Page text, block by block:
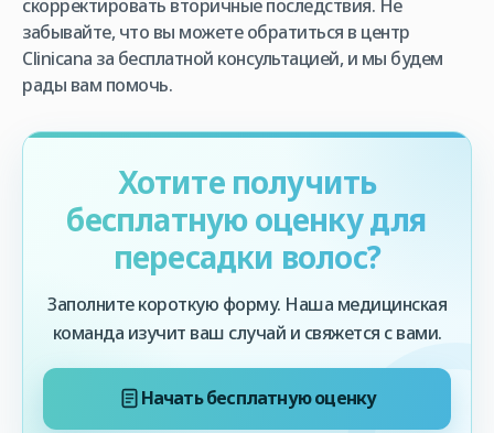
скорректировать вторичные последствия. Не
забывайте, что вы можете обратиться в центр
Clinicana за бесплатной консультацией, и мы будем
рады вам помочь.
Хотите получить
бесплатную оценку для
пересадки волос?
Заполните короткую форму. Наша медицинская
команда изучит ваш случай и свяжется с вами.
Начать бесплатную оценку